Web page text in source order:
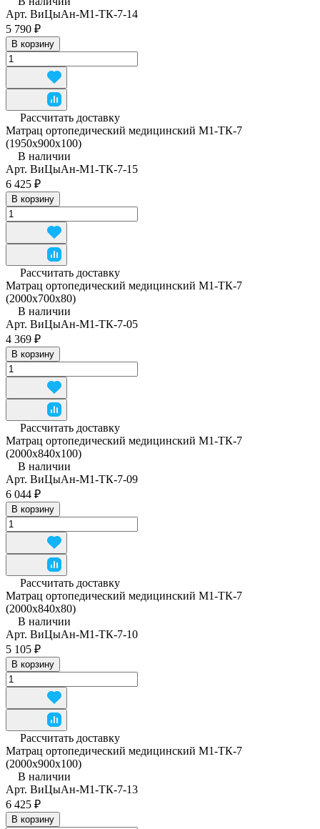
Арт. ВиЦыАн-М1-ТК-7-14
5 790 ₽
В корзину
Рассчитать доставку
Матрац ортопедический медицинский М1-ТК-7
(1950x900x100)
В наличии
Арт. ВиЦыАн-М1-ТК-7-15
6 425 ₽
В корзину
Рассчитать доставку
Матрац ортопедический медицинский М1-ТК-7
(2000x700x80)
В наличии
Арт. ВиЦыАн-М1-ТК-7-05
4 369 ₽
В корзину
Рассчитать доставку
Матрац ортопедический медицинский М1-ТК-7
(2000x840x100)
В наличии
Арт. ВиЦыАн-М1-ТК-7-09
6 044 ₽
В корзину
Рассчитать доставку
Матрац ортопедический медицинский М1-ТК-7
(2000x840x80)
В наличии
Арт. ВиЦыАн-М1-ТК-7-10
5 105 ₽
В корзину
Рассчитать доставку
Матрац ортопедический медицинский М1-ТК-7
(2000x900x100)
В наличии
Арт. ВиЦыАн-М1-ТК-7-13
6 425 ₽
В корзину